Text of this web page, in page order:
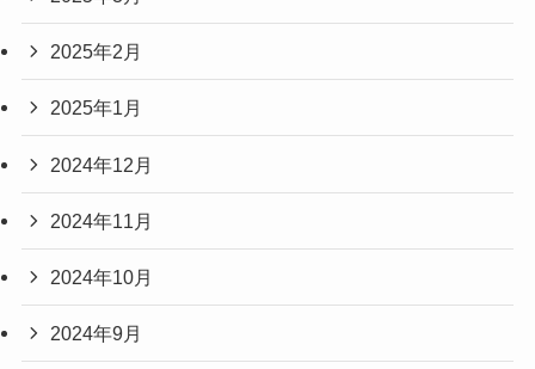
2025年2月
2025年1月
2024年12月
2024年11月
2024年10月
2024年9月